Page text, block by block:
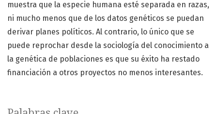
muestra que la especie humana esté separada en razas,
ni mucho menos que de los datos genéticos se puedan
derivar planes políticos. Al contrario, lo único que se
puede reprochar desde la sociología del conocimiento a
la genética de poblaciones es que su éxito ha restado
financiación a otros proyectos no menos interesantes.